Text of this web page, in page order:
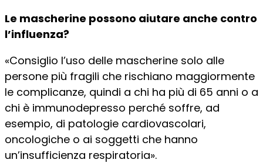
Le mascherine possono aiutare anche contro
l’influenza?
«Consiglio l’uso delle mascherine solo alle
persone più fragili che rischiano maggiormente
le complicanze, quindi a chi ha più di 65 anni o a
chi è immunodepresso perché soffre, ad
esempio, di patologie cardiovascolari,
oncologiche o ai soggetti che hanno
un’insufficienza respiratoria».